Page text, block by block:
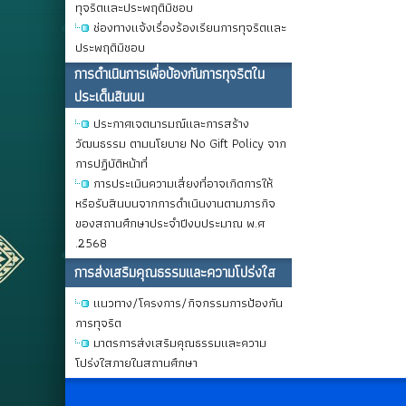
ทุจริตและประพฤติมิชอบ
ช่องทางแจ้งเรื่องร้องเรียนการทุจริตและ
ประพฤติมิชอบ
การดําเนินการเพื่อป้องกันการทุจริตใน
ประเด็นสินบน
ประกาศเจตนารมณ์และการสร้าง
วัฒนธรรม ตามนโยบาย No Gift Policy จาก
การปฏิบัติหน้าที่
การประเมินความเสี่ยงที่อาจเกิดการให้
หรือรับสินบนจากการดำเนินงานตามภารกิจ
ของสถานศึกษาประจำปีงบประมาณ พ.ศ
.2568
การส่งเสริมคุณธรรมและความโปร่งใส
แนวทาง/โครงการ/กิจกรรมการป้องกัน
การทุจริต
มาตรการส่งเสริมคุณธรรมและความ
โปร่งใสภายในสถานศึกษา